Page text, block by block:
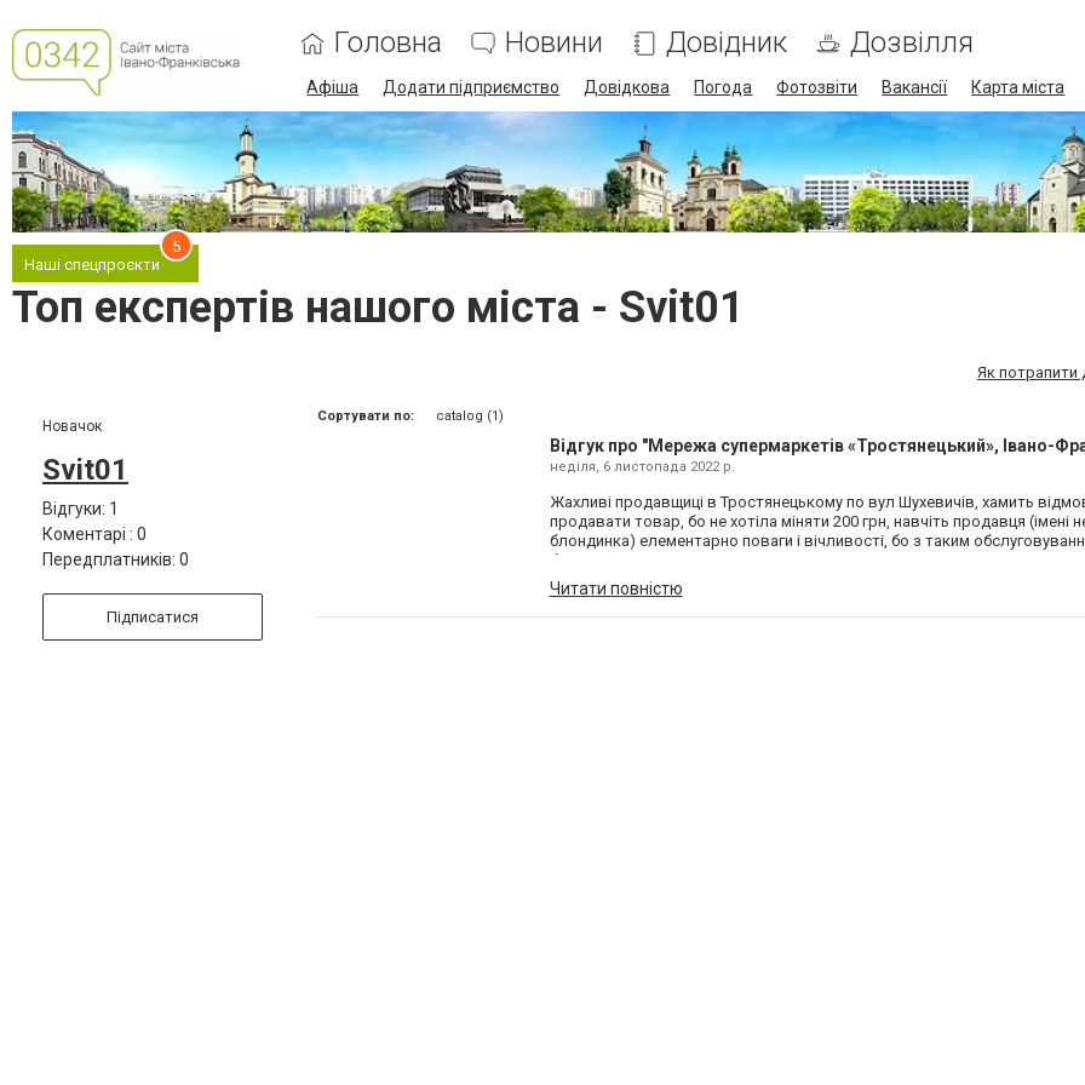
Головна Новини Довідник Дозвілля
Афіша Додати підприємство Довідкова Погода Фотозвіти Вакансії Карта міста
Наші спецпроєкти
5
Топ експертів нашого міста - Svit01
Як потрапити
Новачок
Svit01
Відгуки: 1
Коментарі : 0
Передплатників: 0
Підписатися
Сортувати по: catalog (1)
Відгук про "Мережа супермаркетів «Тростянецький», Івано-
неділя, 6 листопада 2022 р.
Жахливі продавщиці в Тростянецькому по вул Шухевичів, хамить
продавати товар, бо не хотіла міняти 200 грн, навчіть продавця (імені
блондинка) елементарно поваги і вічливості, бо з таким
без покупців!
Читати повністю